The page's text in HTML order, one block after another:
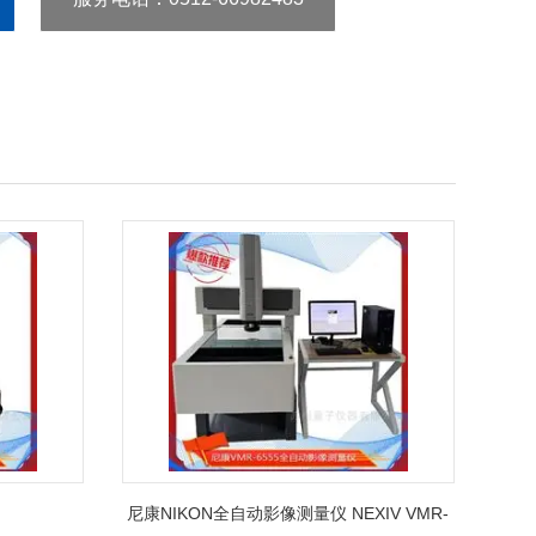
尼康NIKON全自动影像测量仪 NEXIV VMR-